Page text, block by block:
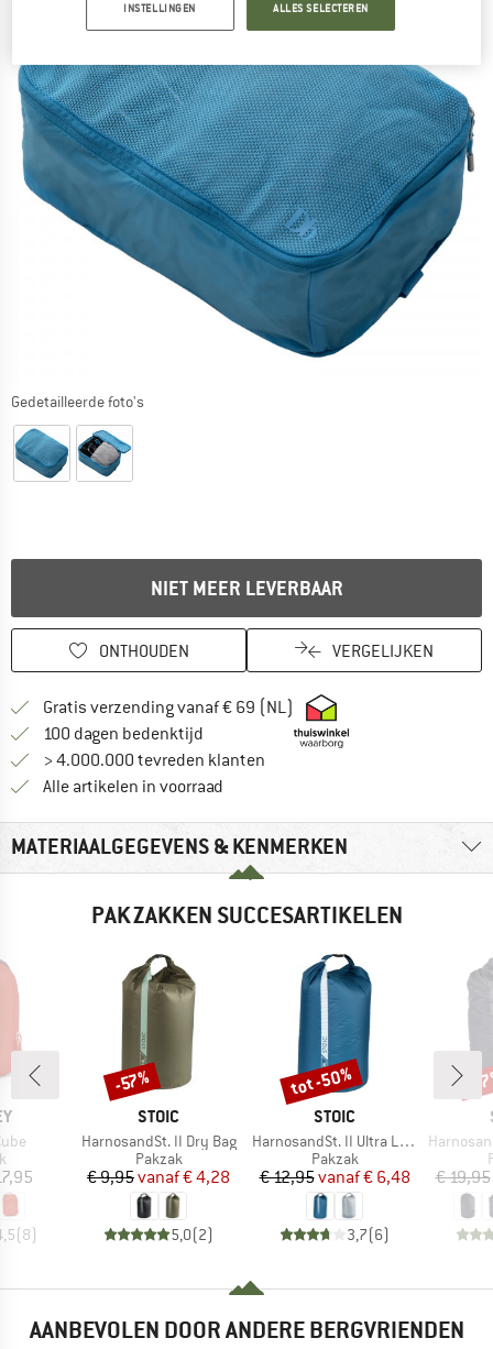
Gedetailleerde foto's
NIET MEER LEVERBAAR
ONTHOUDEN VERGELIJKEN
Gratis verzending vanaf € 69 (NL) Vind hier de
100 dagen bedenktijd Vind de betalingsinformatie hier!
> 4.000.000 tevreden klanten
Alle artikelen in voorraad
MATERIAALGEGEVENS & KENMERKEN
PAKZAKKEN SUCCESARTIKELEN
(8)
MERK
STOIC
Artikel
HarnosandSt. II Dry Bag
Productgroep
Pakzak
Prijs
€ 9,95 Verlaagde prijs
vanaf€ 4,28
5,0(2)
Korting
-57%
MERK
STOIC
Artikel
HarnosandSt. II Ultra Lite Dry Bag
Productgroep
Pakzak
Prijs
€ 12,95 Verlaagde prijs
vanaf€ 6,48
3,7(6)
Korting
tot -50%
Artikel
HarnosandSt.
€ 19,95
-
AANBEVOLEN DOOR ANDERE BERGVRIENDEN
INSTELLINGEN ALLES SELECTEREN